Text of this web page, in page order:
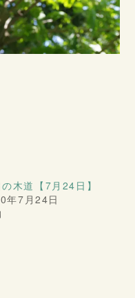
木道【7月24日】
年7月24日